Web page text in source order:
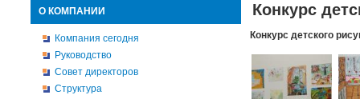
О КОМПАНИИ
Компания сегодня
Руководство
Совет директоров
Структура
Конкурс
Конкурс детского